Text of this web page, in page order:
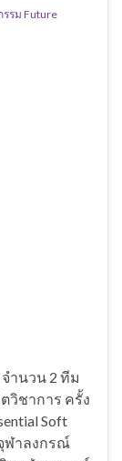
รรม Future
ำนวน 2 ทีม
วิชาการ ครั้ง
Soft
ฬาลงกรณ์